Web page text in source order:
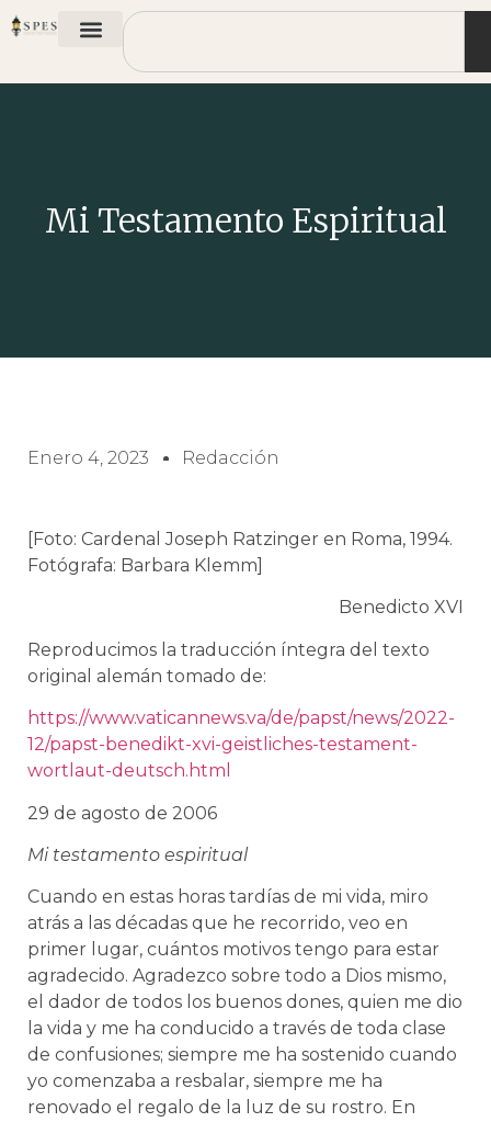
Mi Testamento Espiritual
Enero 4, 2023 Redacción
[Foto: Cardenal Joseph Ratzinger en Roma, 1994.
Fotógrafa: Barbara Klemm]
Benedicto XVI
Reproducimos la traducción íntegra del texto
original alemán tomado de:
https://www.vaticannews.va/de/papst/news/2022-
12/papst-benedikt-xvi-geistliches-testament-
wortlaut-deutsch.html
29 de agosto de 2006
Mi testamento espiritual
Cuando en estas horas tardías de mi vida, miro
atrás a las décadas que he recorrido, veo en
primer lugar, cuántos motivos tengo para estar
agradecido. Agradezco sobre todo a Dios mismo,
el dador de todos los buenos dones, quien me dio
la vida y me ha conducido a través de toda clase
de confusiones; siempre me ha sostenido cuando
yo comenzaba a resbalar, siempre me ha
renovado el regalo de la luz de su rostro. En